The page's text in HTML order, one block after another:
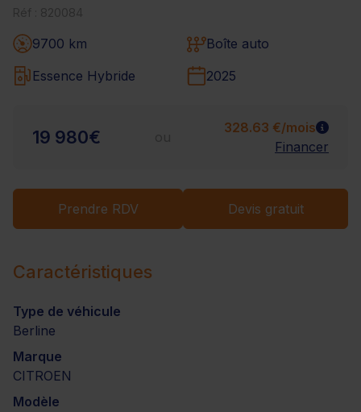
9700 km
Boîte auto
Essence Hybride
2025
19 980€
328.63 €/mois
Financer
Prendre RDV Devis gratuit
Caractéristiques
Type de véhicule
Berline
Marque
CITROEN
Modèle